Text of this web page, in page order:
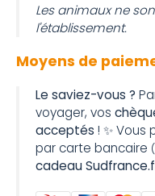
Les animaux ne
l'établissement.
Moyens de
Le saviez-vous ?
voyager, vos
acceptés ! ✨
par carte bancaire
cadeau